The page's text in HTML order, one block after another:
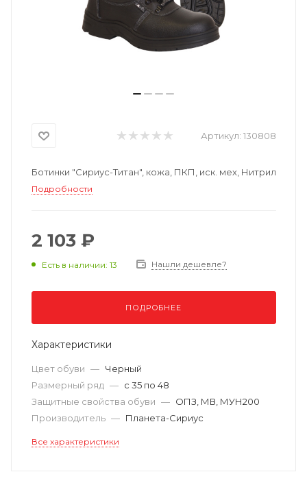
Артикул: 130808
Ботинки "Сириус-Титан", кожа, ПКП, иск. мех, Нитрил
Подробности
2 103 ₽
Есть в наличии: 13 Нашли дешевле?
ПОДРОБНЕЕ
Характеристики
Цвет обуви — Черный
Размерный ряд — с 35 по 48
Защитные свойства обуви — ОПЗ, МВ, МУН200
Производитель — Планета-Сириус
Все характеристики